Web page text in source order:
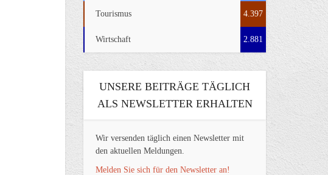
Tourismus 4.397
Wirtschaft 2.881
UNSERE BEITRÄGE TÄGLICH
ALS NEWSLETTER ERHALTEN
Wir versenden täglich einen Newsletter mit
den aktuellen Meldungen.
Melden Sie sich für den Newsletter an!